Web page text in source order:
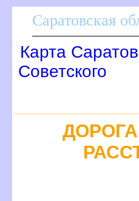
Саратовская
Карта
Советского